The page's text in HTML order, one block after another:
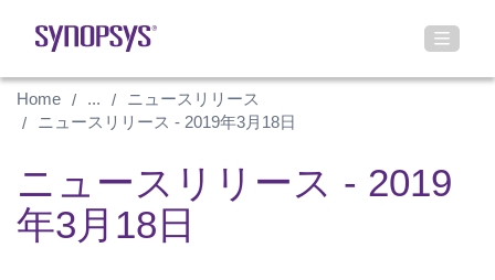
Home ...
ニュースリリース
ニュースリリース - 2019年3月18日
ニュースリリース - 2019
年3月18日